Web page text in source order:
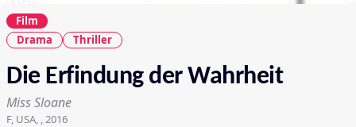
Film
Drama
Thriller
Die Erfindung der Wahrheit
Miss Sloane
F, USA, , 2016